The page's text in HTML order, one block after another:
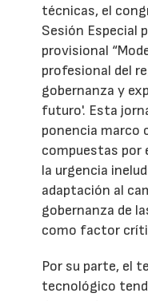
técnicas, el
Sesión Especial
provisional
profesional del
gobernanza y
futuro'. Esta
ponencia marco
compuestas por
la urgencia
adaptación al
gobernanza de
como factor
Por su parte, el
tecnológico